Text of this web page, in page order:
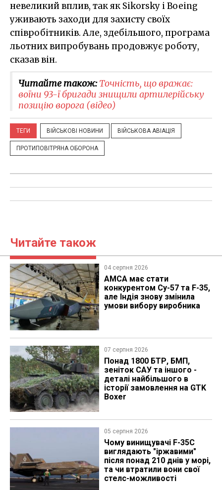
невеликий вплив, так як Sikorsky і Boeing
уживають заходи для захисту своїх
співробітників. Але, здебільшого, програма
льотних випробувань продовжує роботу,
сказав він.
Читайте також:Точність, що вражає:
воїни 93-ї бригади знищили артилерійську
позицію ворога (відео)
ТЕГИ ВІЙСЬКОВІ НОВИНИ ВІЙСЬКОВА АВІАЦІЯ
ПРОТИПОВІТРЯНА ОБОРОНА
Читайте також
04 серпня 2026
AMCA має стати
конкурентом Су-57 та F-35,
але Індія знову змінила
умови вибору виробника
07 серпня 2026
Понад 1800 БТР, БМП,
зеніток САУ та іншого -
деталі найбільшого в
історії замовлення на GTK
Boxer
05 серпня 2026
Чому винищувачі F-35C
виглядають "іржавими"
після понад 210 днів у морі,
та чи втратили вони свої
стелс-можливості